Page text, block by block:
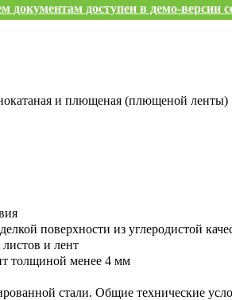
документам доступен в демо-версии
и плющеная (плющеной ленты)
поверхности из углеродистой
и лент
толщиной менее 4 мм
стали. Общие технические